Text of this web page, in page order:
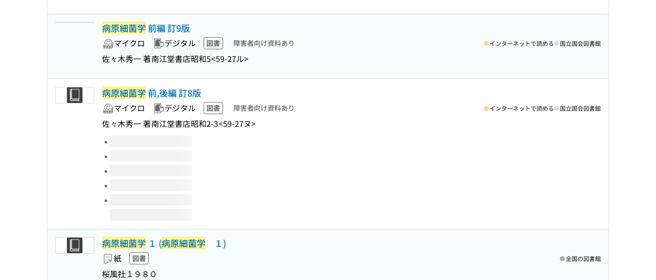
病原細菌学前編 訂9版
マイクロ デジタル 図書 障害者向け資料あり
佐々木秀一 著南江堂書店昭和5<59-27ル>
インターネットで読める 国立国会図書館
病原細菌学前,後編 訂8版
マイクロ デジタル 図書 障害者向け資料あり
佐々木秀一 著南江堂書店昭和2-3<59-27ヌ>
インターネットで読める 国立国会図書館
このタイトルの巻号
病原細菌学 １ (病原細菌学 １)
紙 図書
桜風社 １９８０
全国の図書館